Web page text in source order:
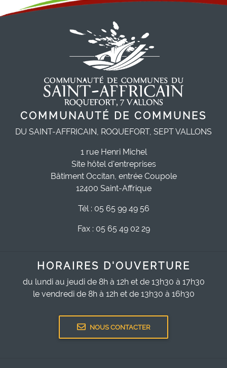
COMMUNAUTÉ DE COMMUNES
DU SAINT-AFFRICAIN, ROQUEFORT, SEPT VALLONS
1 rue Henri Michel
Site hôtel d'entreprises
Bâtiment Occitan, entrée Coupole
12400 Saint-Affrique
Tél : 05 65 99 49 56
Fax : 05 65 49 02 29
HORAIRES D'OUVERTURE
du lundi au jeudi de 8h à 12h et de 13h30 à 17h30
le vendredi de 8h à 12h et de 13h30 à 16h30
NOUS CONTACTER